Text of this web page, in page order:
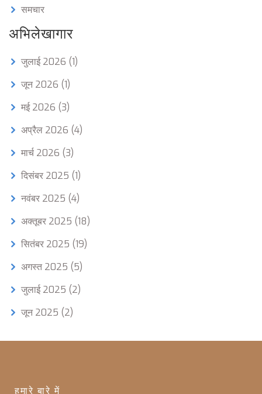
समचार
अभिलेखागार
जुलाई 2026 (1)
जून 2026 (1)
मई 2026 (3)
अप्रैल 2026 (4)
मार्च 2026 (3)
दिसंबर 2025 (1)
नवंबर 2025 (4)
अक्तूबर 2025 (18)
सितंबर 2025 (19)
अगस्त 2025 (5)
जुलाई 2025 (2)
जून 2025 (2)
हमारे बारे में